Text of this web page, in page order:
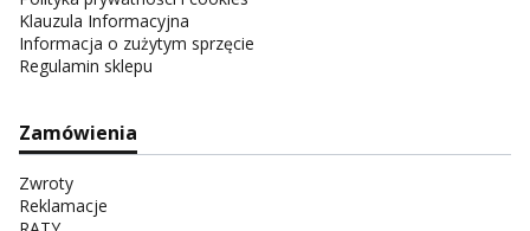
Klauzula Informacyjna
Informacja o zużytym sprzęcie
Regulamin sklepu
Zamówienia
Zwroty
Reklamacje